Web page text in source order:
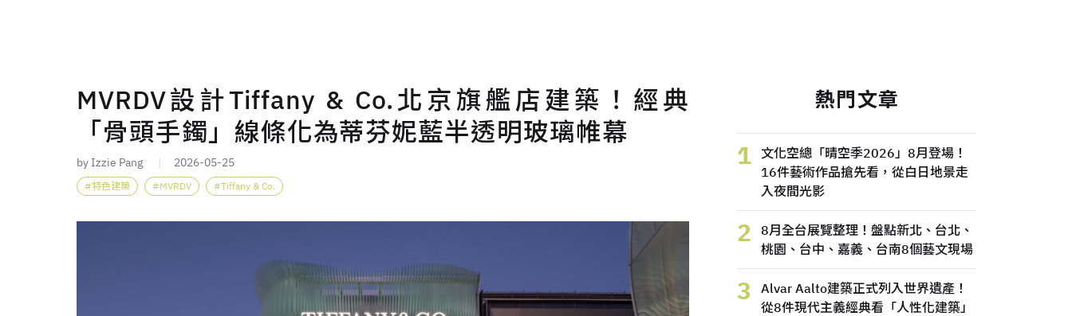
MVRDV設計Tiffany & Co.北京旗艦店建築！經典
「骨頭手鐲」線條化為蒂芬妮藍半透明玻璃帷幕
by Izzie Pang 2026-05-25
特色建築 MVRDV Tiffany & Co.
熱門文章
1
文化空總「晴空季2026」8月登場！
16件藝術作品搶先看，從白日地景走
入夜間光影
2
8月全台展覽整理！盤點新北、台北、
桃園、台中、嘉義、台南8個藝文現場
3
Alvar Aalto建築正式列入世界遺產！
從8件現代主義經典看「人性化建築」